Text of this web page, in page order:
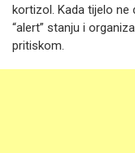
kortizol. Kada tijelo
“alert” stanju i
pritiskom.